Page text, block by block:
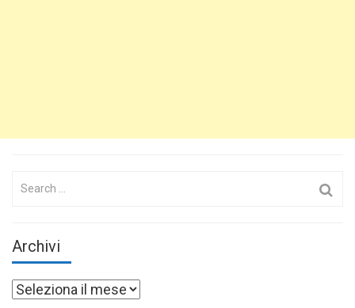
Search
Archivi
Archivi